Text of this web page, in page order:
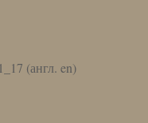
(англ. en)